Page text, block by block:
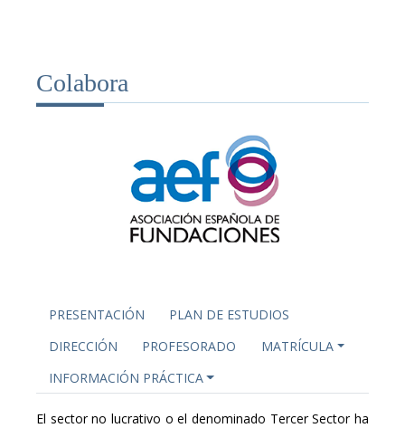
Colabora
PRESENTACIÓN
PLAN DE ESTUDIOS
DIRECCIÓN
PROFESORADO
MATRÍCULA
INFORMACIÓN PRÁCTICA
El sector no lucrativo o el denominado Tercer Sector ha